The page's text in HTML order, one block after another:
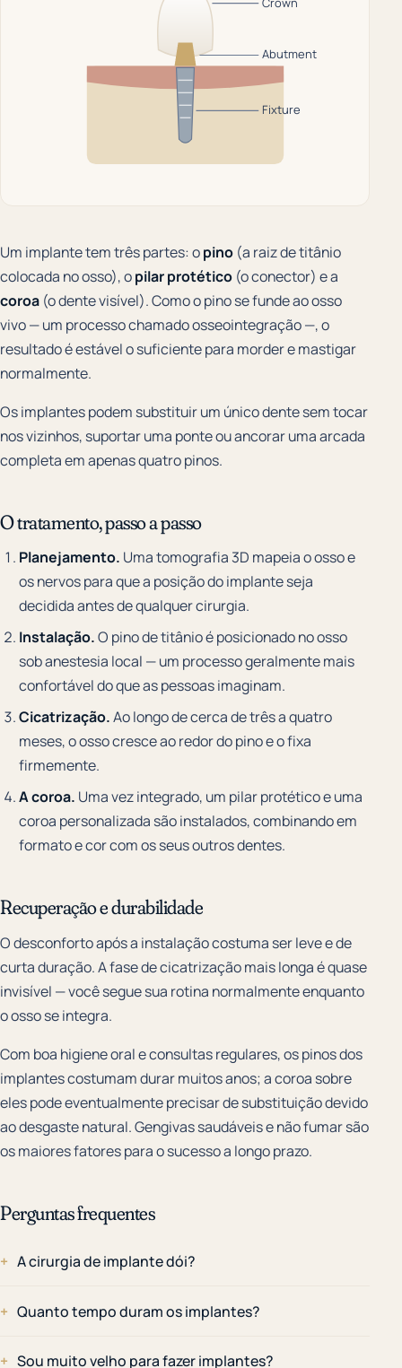
Abutment
Fixture
Um implante tem três partes: opino (a raiz de titânio
colocada no osso), opilar protético (o conector) e a
coroa (o dente visível). Como o pino se funde ao osso
vivo — um processo chamado osseointegração —, o
resultado é estável o suficiente para morder e mastigar
normalmente.
Os implantes podem substituir um único dente sem tocar
nos vizinhos, suportar uma ponte ou ancorar uma arcada
completa em apenas quatro pinos.
O tratamento, passo a passo
Planejamento. Uma tomografia 3D mapeia o osso e
os nervos para que a posição do implante seja
decidida antes de qualquer cirurgia.
Instalação.O pino de titânio é posicionado no osso
sob anestesia local — um processo geralmente mais
confortável do que as pessoas imaginam.
Cicatrização.Ao longo de cerca de três a quatro
meses, o osso cresce ao redor do pino e o fixa
firmemente.
A coroa. Uma vez integrado, um pilar protético e uma
coroa personalizada são instalados, combinando em
formato e cor com os seus outros dentes.
Recuperação e durabilidade
O desconforto após a instalação costuma ser leve e de
curta duração. A fase de cicatrização mais longa é quase
invisível — você segue sua rotina normalmente enquanto
o osso se integra.
Com boa higiene oral e consultas regulares, os pinos dos
implantes costumam durar muitos anos; a coroa sobre
eles pode eventualmente precisar de substituição devido
ao desgaste natural. Gengivas saudáveis e não fumar são
os maiores fatores para o sucesso a longo prazo.
Perguntas frequentes
A cirurgia de implante dói?
Quanto tempo duram os implantes?
Sou muito velho para fazer implantes?